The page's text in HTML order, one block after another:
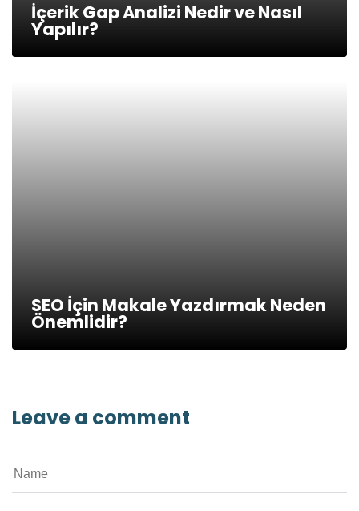
İçerik Gap Analizi Nedir ve Nasıl
Yapılır?
SEO İçin Makale Yazdırmak Neden
Önemlidir?
Leave a comment